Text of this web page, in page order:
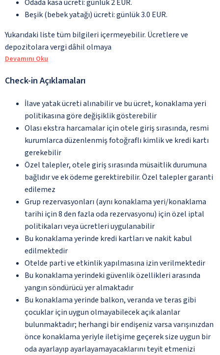
Odada kasa ücreti: günlük 2 EUR.
Beşik (bebek yatağı) ücreti: günlük 3.0 EUR.
Yukarıdaki liste tüm bilgileri içermeyebilir. Ücretlere ve
depozitolara vergi dâhil olmaya
Devamını Oku
Check-in Açıklamaları
İlave yatak ücreti alınabilir ve bu ücret, konaklama yeri
politikasına göre değişiklik gösterebilir
Olası ekstra harcamalar için otele giriş sırasında, resmi
kurumlarca düzenlenmiş fotoğraflı kimlik ve kredi kartı
gerekebilir
Özel talepler, otele giriş sırasında müsaitlik durumuna
bağlıdır ve ek ödeme gerektirebilir. Özel talepler garanti
edilemez
Grup rezervasyonları (aynı konaklama yeri/konaklama
tarihi için 8 den fazla oda rezervasyonu) için özel iptal
politikaları veya ücretleri uygulanabilir
Bu konaklama yerinde kredi kartları ve nakit kabul
edilmektedir
Otelde parti ve etkinlik yapılmasına izin verilmektedir
Bu konaklama yerindeki güvenlik özellikleri arasında
yangın söndürücü yer almaktadır
Bu konaklama yerinde balkon, veranda ve teras gibi
çocuklar için uygun olmayabilecek açık alanlar
bulunmaktadır; herhangi bir endişeniz varsa varışınızdan
önce konaklama yeriyle iletişime geçerek size uygun bir
oda ayarlayıp ayarlayamayacaklarını teyit etmenizi